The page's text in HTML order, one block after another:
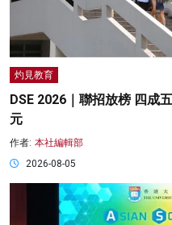
灼見教育
DSE 2026｜聯招放榜 四成
元
作者: 本社編輯部
2026-08-05